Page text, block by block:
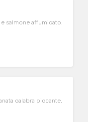
salmone affumicato.
calabra piccante,